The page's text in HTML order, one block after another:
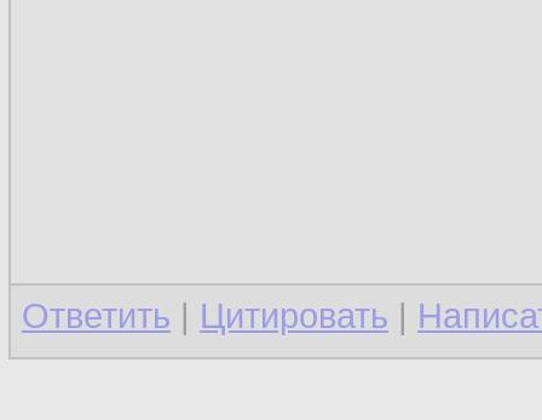
Ответить | Цитировать |